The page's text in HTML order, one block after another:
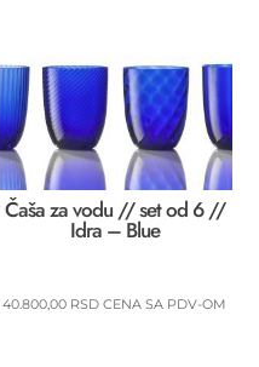
Čaša za vodu // set od 6 //
Idra – Blue
40.800,00 RSD CENA SA PDV-OM